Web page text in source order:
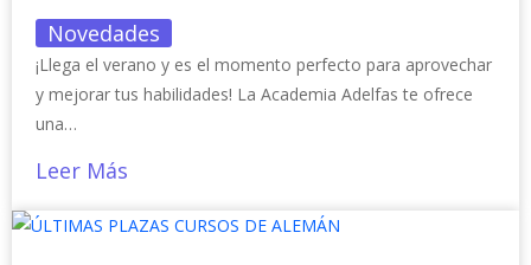
Novedades
¡Llega el verano y es el momento perfecto para aprovechar
y mejorar tus habilidades! La Academia Adelfas te ofrece
una…
Leer Más